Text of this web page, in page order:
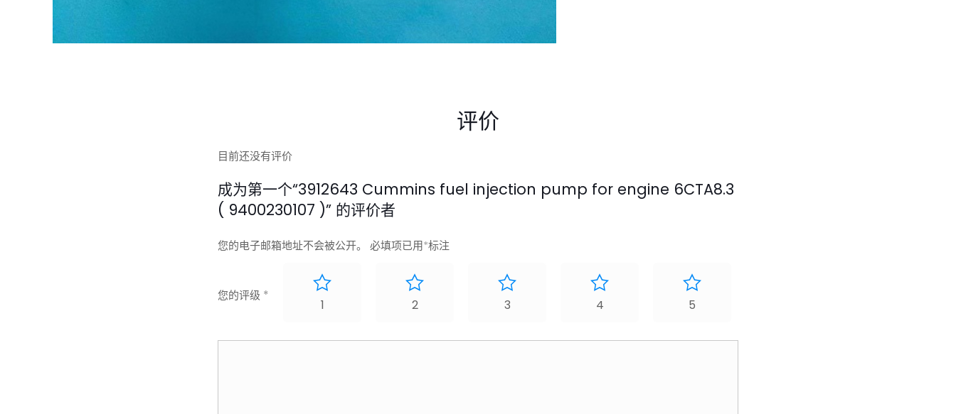
评价
目前还没有评价
成为第一个“3912643 Cummins fuel injection pump for engine 6CTA8.3
( 9400230107 )” 的评价者
您的电子邮箱地址不会被公开。 必填项已用*标注
您的评级 *
1 2 3 4 5